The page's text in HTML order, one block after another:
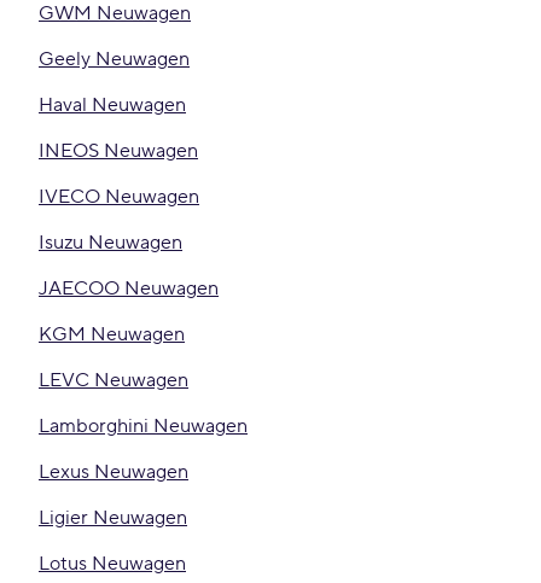
GWM Neuwagen
Geely Neuwagen
Haval Neuwagen
INEOS Neuwagen
IVECO Neuwagen
Isuzu Neuwagen
JAECOO Neuwagen
KGM Neuwagen
LEVC Neuwagen
Lamborghini Neuwagen
Lexus Neuwagen
Ligier Neuwagen
Lotus Neuwagen